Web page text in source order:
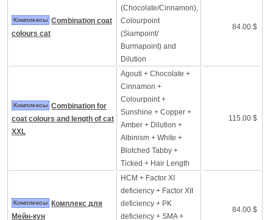
Комплексы Combination coat
colours cat
(Chocolate/Cinnamon),
Colourpoint
(Siampoint/
Burmapoint) and
Dilution
84.00 $
Комплексы Combination for
coat colours and length of cat
XXL
Agouti + Chocolate +
Cinnamon +
Colourpoint +
Sunshine + Copper +
Amber + Dilution +
Albinism + White +
Blotched Tabby +
Ticked + Hair Length
115.00 $
Комплексы
Комплекс для
Мейн-кун
HCM + Factor XI
deficiency + Factor XII
deficiency + PK
deficiency + SMA +
84.00 $